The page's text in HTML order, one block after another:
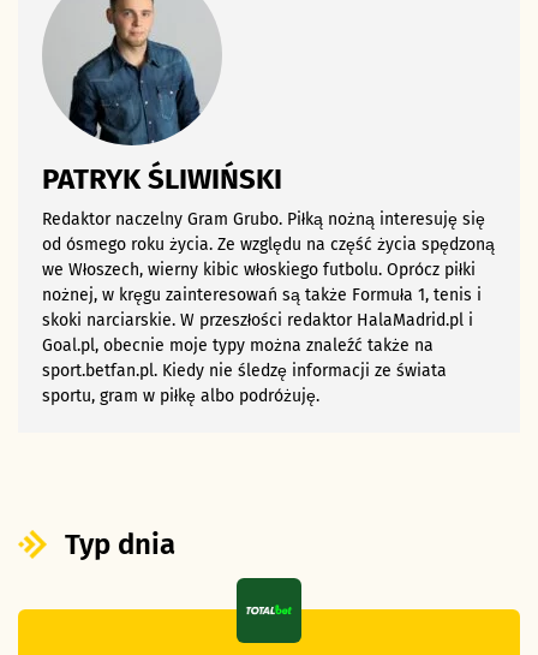
PATRYK ŚLIWIŃSKI
Redaktor naczelny Gram Grubo. Piłką nożną interesuję się
od ósmego roku życia. Ze względu na część życia spędzoną
we Włoszech, wierny kibic włoskiego futbolu. Oprócz piłki
nożnej, w kręgu zainteresowań są także Formuła 1, tenis i
skoki narciarskie. W przeszłości redaktor HalaMadrid.pl i
Goal.pl, obecnie moje typy można znaleźć także na
sport.betfan.pl. Kiedy nie śledzę informacji ze świata
sportu, gram w piłkę albo podróżuję.
Typ dnia